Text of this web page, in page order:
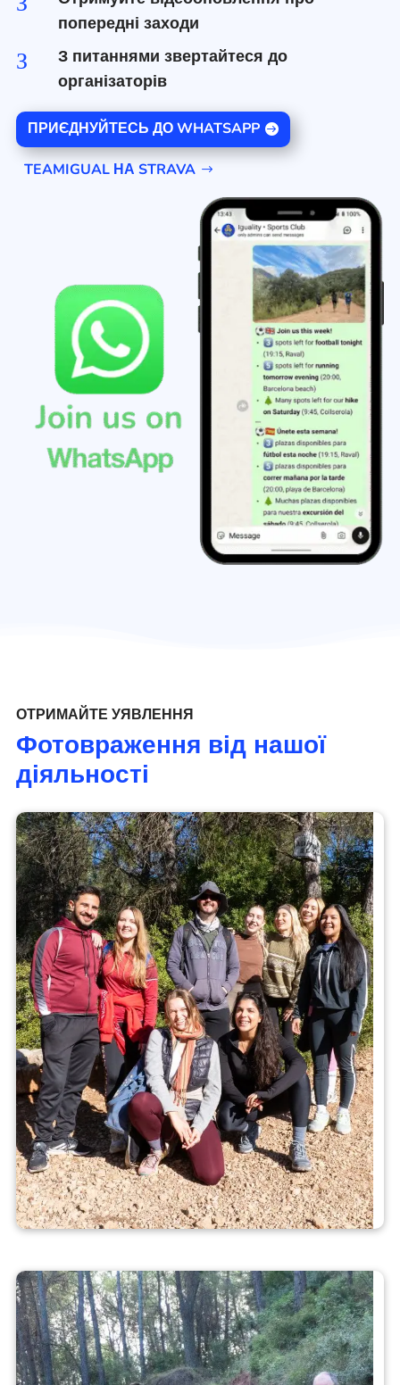
попередні заходи
З
З питаннями звертайтеся до
організаторів
ПРИЄДНУЙТЕСЬ ДО WHATSAPP
TEAMIGUAL НА STRAVA
ОТРИМАЙТЕ УЯВЛЕННЯ
Фотовраження від нашої
діяльності